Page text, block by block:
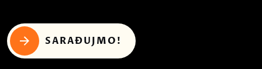
SARAĐUJMO!